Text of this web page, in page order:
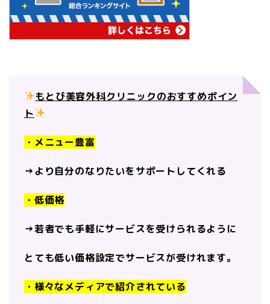
もとび美容外科クリニックのおすすめポイン
ト
・メニュー豊富
→より自分のなりたいをサポートしてくれる
・低価格
→若者でも手軽にサービスを受けられるように
とても低い価格設定でサービスが受けれます。
・様々なメディアで紹介されている